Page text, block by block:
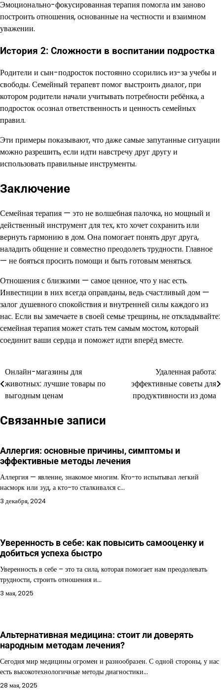
Эмоционально-фокусированная терапия помогла им заново
построить отношения, основанные на честности и взаимном
уважении.
История 2: Сложности в воспитании подростка
Родители и сын-подросток постоянно ссорились из-за учебы и
свободы. Семейный терапевт помог выстроить диалог, при
котором родители начали учитывать потребности ребёнка, а
подросток осознал ответственность и ценность семейных
правил.
Эти примеры показывают, что даже самые запутанные ситуации
можно разрешить, если идти навстречу друг другу и
использовать правильные инструменты.
Заключение
Семейная терапия — это не волшебная палочка, но мощный и
действенный инструмент для тех, кто хочет сохранить или
вернуть гармонию в дом. Она помогает понять друг друга,
наладить общение и совместно преодолеть трудности. Главное
— не бояться просить помощи и быть готовым меняться.
Отношения с близкими — самое ценное, что у нас есть.
Инвестиции в них всегда оправданы, ведь счастливый дом —
залог душевного спокойствия и внутренней силы каждого из
нас. Если вы замечаете в своей семье трещины, не откладывайте:
семейная терапия может стать тем самым мостом, который
соединит ваши сердца и поможет идти вперёд вместе.
Навигация
по
Онлайн-магазины для
животных: лучшие товары по
выгодным ценам
Удаленная работа:
эффективные советы для
продуктивности из дома
Связанные записи
Аллергия: основные причины, симптомы и
эффективные методы лечения
Аллергия — явление, знакомое многим. Кто-то испытывал легкий
насморк или зуд, а кто-то сталкивался с…
3 декабря, 2024
Уверенность в себе: как повысить самооценку и
добиться успеха быстро
Уверенность в себе – это та сила, которая помогает нам преодолевать
трудности, строить отношения и…
3 мая, 2025
Альтернативная медицина: стоит ли доверять
народным методам лечения?
Сегодня мир медицины огромен и разнообразен. С одной стороны, у нас
есть высокотехнологичные методы диагностики…
28 мая, 2025